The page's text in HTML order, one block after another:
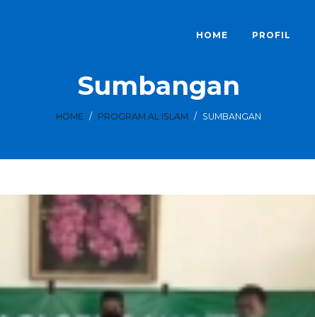
HOME PROFIL
Sumbangan
HOME / PROGRAM AL ISLAM / SUMBANGAN